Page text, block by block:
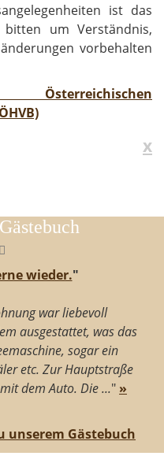
ist das
bitten um Verständnis,
vorbehalten
x
wieder."
war liebevoll
ausgestattet, was das
sogar ein
etc. Zur Hauptstraße
dem Auto. Die ..." »
unserem Gästebuch